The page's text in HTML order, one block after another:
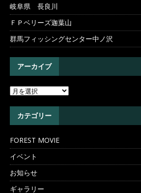
岐阜県 長良川
ＦＰベリーズ迦葉山
群馬フィッシングセンター中ノ沢
アーカイブ
カテゴリー
FOREST MOVIE
イベント
お知らせ
ギャラリー